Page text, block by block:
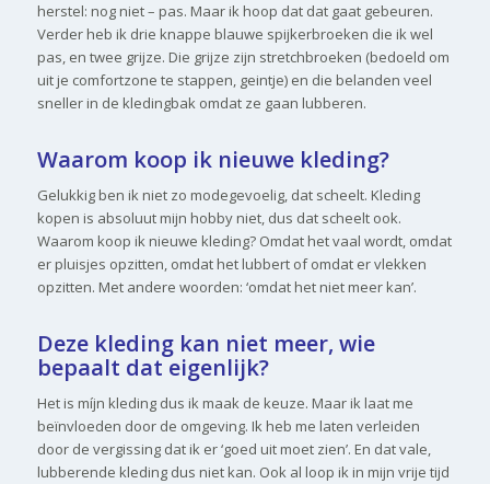
herstel: nog niet – pas. Maar ik hoop dat dat gaat gebeuren.
Verder heb ik drie knappe blauwe spijkerbroeken die ik wel
pas, en twee grijze. Die grijze zijn stretchbroeken (bedoeld om
uit je comfortzone te stappen, geintje) en die belanden veel
sneller in de kledingbak omdat ze gaan lubberen.
Waarom koop ik nieuwe kleding?
Gelukkig ben ik niet zo modegevoelig, dat scheelt. Kleding
kopen is absoluut mijn hobby niet, dus dat scheelt ook.
Waarom koop ik nieuwe kleding? Omdat het vaal wordt, omdat
er pluisjes opzitten, omdat het lubbert of omdat er vlekken
opzitten. Met andere woorden: ‘omdat het niet meer kan’.
Deze kleding kan niet meer, wie
bepaalt dat eigenlijk?
Het is míjn kleding dus ik maak de keuze. Maar ik laat me
beïnvloeden door de omgeving. Ik heb me laten verleiden
door de vergissing dat ik er ‘goed uit moet zien’. En dat vale,
lubberende kleding dus niet kan. Ook al loop ik in mijn vrije tijd